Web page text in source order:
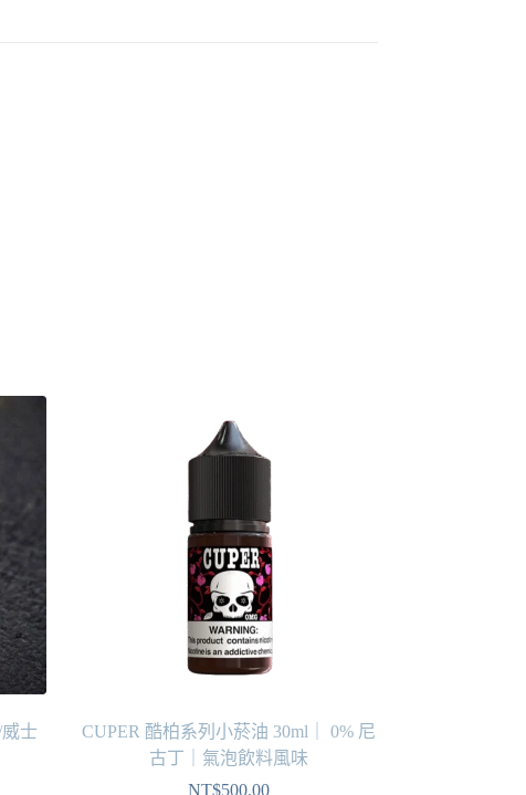
士
CUPER 酷柏系列⼩菸油 30ml｜ 0% 尼
古丁｜氣泡飲料風味
NT$500.00